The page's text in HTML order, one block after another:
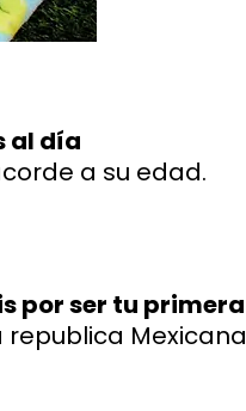
al día
a su edad.
por ser tu primera
republica Mexicana